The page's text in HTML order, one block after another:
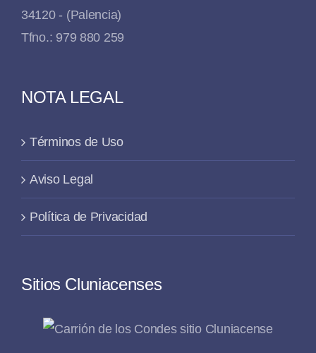
34120 - (Palencia)
Tfno.: 979 880 259
NOTA LEGAL
Términos de Uso
Aviso Legal
Política de Privacidad
Sitios Cluniacenses